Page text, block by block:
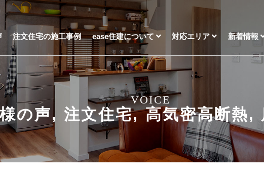
注文住宅の施工事例 ease住建について 対応エリア 新着情報
VOICE
の声,注文住宅,高気密高断熱,